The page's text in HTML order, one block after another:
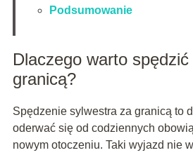
Podsumowanie
Dlaczego warto
granicą?
Spędzenie sylwestra za granicą to
oderwać się od codziennych
nowym otoczeniu. Taki wyjazd nie